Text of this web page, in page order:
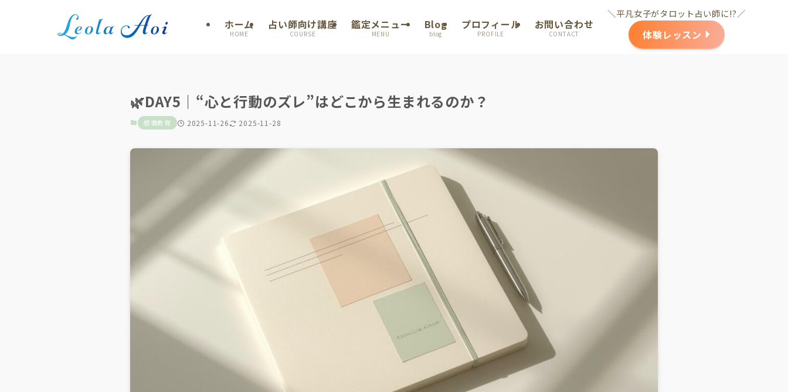
ホーム
HOME
占い師向け講座
COURSE
鑑定メニュー
MENU
Blog
blog
プロフィール
PROFILE
お問い合わせ
CONTACT
＼平凡女子がタロット占い師に!?／
体験レッスン
🌿DAY5｜“心と行動のズレ”はどこから生まれるのか？
感情教育 2025-11-26 2025-11-28